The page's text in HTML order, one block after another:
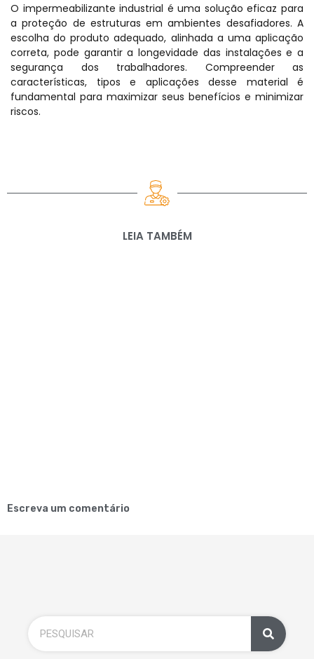
O impermeabilizante industrial é uma solução eficaz para
a proteção de estruturas em ambientes desafiadores. A
escolha do produto adequado, alinhada a uma aplicação
correta, pode garantir a longevidade das instalações e a
segurança dos trabalhadores. Compreender as
características, tipos e aplicações desse material é
fundamental para maximizar seus benefícios e minimizar
riscos.
LEIA TAMBÉM
Escreva um comentário